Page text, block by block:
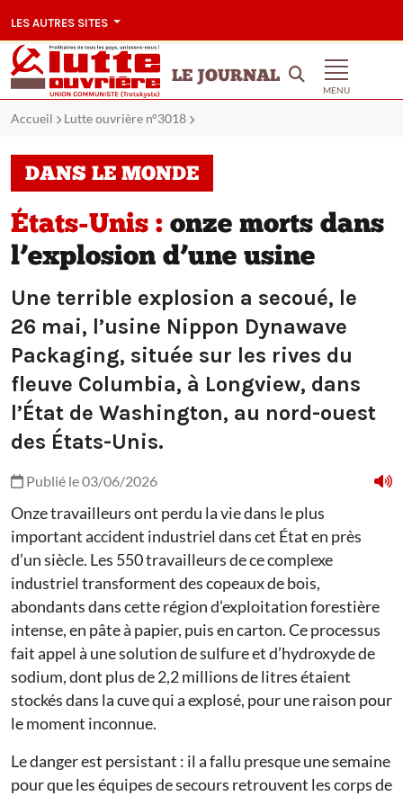
LES AUTRES SITES
LE JOURNAL
MENU
Accueil Lutte ouvrière n°3018
DANS LE MONDE
États-Unis : onze morts dans
l’explosion d’une usine
Une terrible explosion a secoué, le
26 mai, l’usine Nippon Dynawave
Packaging, située sur les rives du
fleuve Columbia, à Longview, dans
l’État de Washington, au nord-ouest
des États-Unis.
Publié le 03/06/2026
Onze travailleurs ont perdu la vie dans le plus
important accident industriel dans cet État en près
d’un siècle. Les 550 travailleurs de ce complexe
industriel transforment des copeaux de bois,
abondants dans cette région d’exploitation forestière
intense, en pâte à papier, puis en carton. Ce processus
fait appel à une solution de sulfure et d’hydroxyde de
sodium, dont plus de 2,2 millions de litres étaient
stockés dans la cuve qui a explosé, pour une raison pour
le moment inconnue.
Le danger est persistant : il a fallu presque une semaine
pour que les équipes de secours retrouvent les corps de